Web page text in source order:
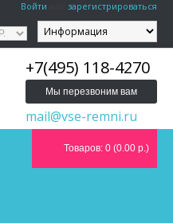
Войти зарегистрироваться
+7(495) 118-4270
Мы перезвоним вам
mail@vse-remni.ru
Товаров: 0 (0.00 р.)